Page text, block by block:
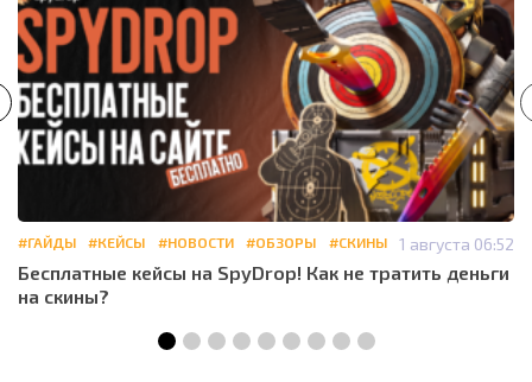
#ГАЙДЫ #КЕЙСЫ #НОВОСТИ #ОБЗОРЫ #СКИНЫ 1 августа 06:52
Бесплатные кейсы на SpyDrop! Как не тратить деньги
на скины?